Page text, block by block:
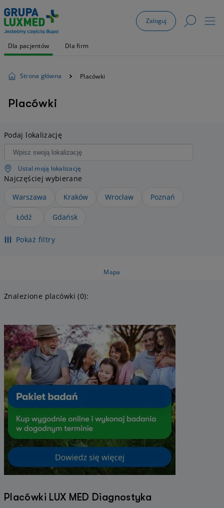
Zaloguj
Dla pacjentów Dla firm
Strona główna Placówki
Placówki
Podaj lokalizację
Ustal moją lokalizację
Najczęściej wybierane
Warszawa
Kraków Wrocław Poznań
Łódź Gdańsk
Pokaż filtry
Mapa
Znalezione placówki (0):
Placówki LUX MED Diagnostyka